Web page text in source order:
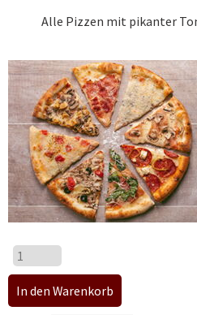
Alle Pizzen mit pikanter